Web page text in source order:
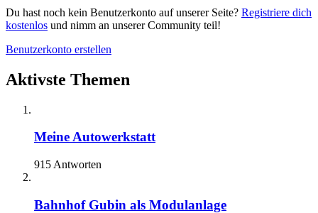
Du hast noch kein Benutzerkonto auf unserer Seite? Registriere dich
kostenlos und nimm an unserer Community teil!
Benutzerkonto erstellen
Aktivste Themen
Meine Autowerkstatt
915 Antworten
Bahnhof Gubin als Modulanlage